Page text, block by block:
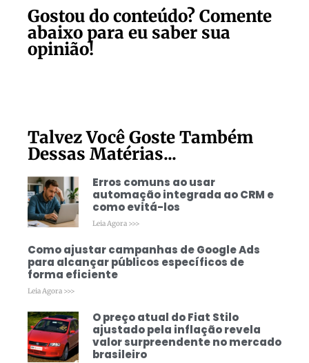
Gostou do conteúdo? Comente
abaixo para eu saber sua
opinião!
Talvez Você Goste Também
Dessas Matérias...
Erros comuns ao usar
automação integrada ao CRM e
como evitá-los
Leia Agora >>>
Como ajustar campanhas de Google Ads
para alcançar públicos específicos de
forma eficiente
Leia Agora >>>
O preço atual do Fiat Stilo
ajustado pela inflação revela
valor surpreendente no mercado
brasileiro